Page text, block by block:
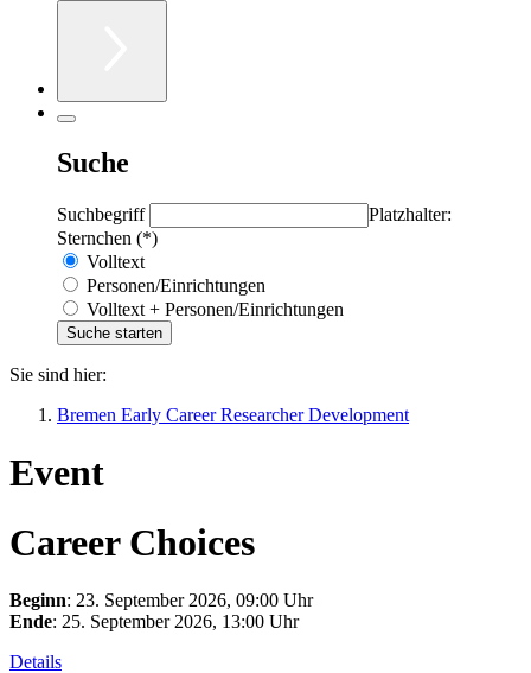
Suche
Suchbegriff
Platzhalter:
Sternchen (*)
Volltext
Personen/Einrichtungen
Volltext + Personen/Einrichtungen
Sie sind hier:
Bremen Early Career Researcher Development
Event
Career Choices
Beginn: 23. September 2026, 09:00 Uhr
Ende: 25. September 2026, 13:00 Uhr
Details